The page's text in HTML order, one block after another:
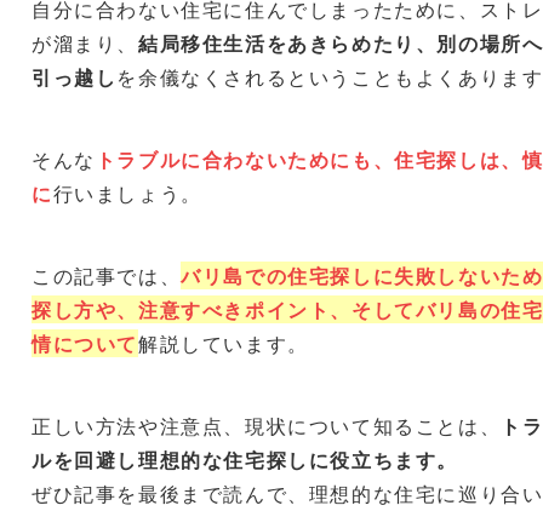
自分に合わない住宅に住んでしまったために、スト
が溜まり、 結局移住生活をあきらめたり、別の場所
引っ越し を余儀なくされるということもよくありま
そんな トラブルに合わないためにも、住宅探しは、
に行いましょう。
この記事では、バリ島での住宅探しに失敗しないた
探し方や、注意すべきポイント、そしてバリ島の住
情について解説しています。
正しい方法や注意点、現状について知ることは、
ト
ルを回避し理想的な住宅探しに役立ちます。
ぜひ記事を最後まで読んで、理想的な住宅に巡り合